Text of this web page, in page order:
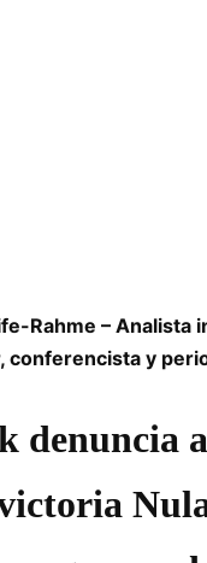
Rahme – Analista
conferencista y
denuncia